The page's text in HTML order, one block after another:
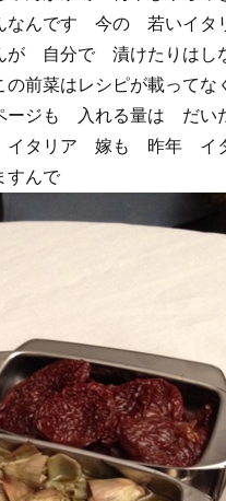
なんです 今の 若いイタ
自分で 漬けたりはしな
前菜はレシピが載って
ージも 入れる量は だい
イタリア 嫁も 昨年 イ
すんで